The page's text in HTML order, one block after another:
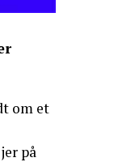
om et
på